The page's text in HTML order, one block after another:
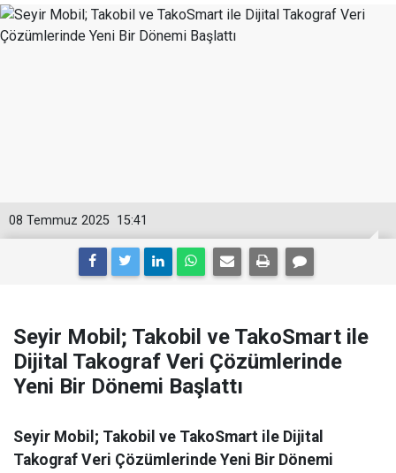
15:41
08 Temmuz 2025
Seyir Mobil; Takobil ve TakoSmart ile
Dijital Takograf Veri Çözümlerinde
Yeni Bir Dönemi Başlattı
Seyir Mobil; Takobil ve TakoSmart ile Dijital
Takograf Veri Çözümlerinde Yeni Bir Dönemi